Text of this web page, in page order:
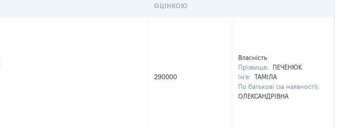
ОЦІНКОЮ
290000
Власність
Прізвище:
ПЕЧЕНЮК
Ім'я:
ТАМІЛА
По батькові (за наявності):
ОЛЕКСАНДРІВНА